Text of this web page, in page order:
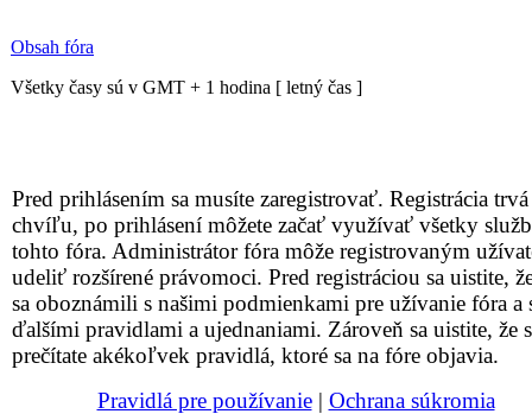
Obsah fóra
Všetky časy sú v GMT + 1 hodina [ letný čas ]
Pred prihlásením sa musíte zaregistrovať. Registrácia
chvíľu, po prihlásení môžete začať využívať všetky
tohto fóra. Administrátor fóra môže registrovaným
udeliť rozšírené právomoci. Pred registráciou sa uistite,
sa oboznámili s našimi podmienkami pre užívanie fóra a
ďalšími pravidlami a ujednaniami. Zároveň sa uistite, že
prečítate akékoľvek pravidlá, ktoré sa na fóre objavia.
Pravidlá pre používanie| Ochrana súkromia